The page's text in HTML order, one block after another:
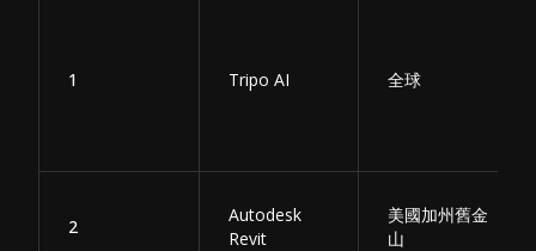
1 Tripo AI 全球
2
Autodesk
Revit
美國加州舊金
山